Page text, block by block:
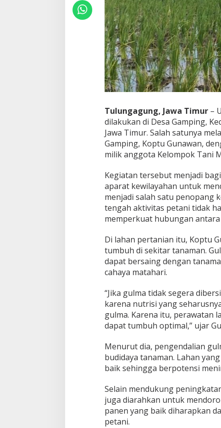
K
e
n
d
a
l
i
k
a
n
u
l
m
a
e
m
M
e
n
j
g
P
r
o
u
t
i
v
t
s
P
a
n
Tulungagung, Jawa Timur–
dilakukan di Desa Gamping,
Jawa Timur. Salah satunya
Gamping, Koptu Gunawan,
milik anggota Kelompok Tani
Kegiatan tersebut menjadi
aparat kewilayahan untuk
menjadi salah satu penopang
tengah aktivitas petani tidak
memperkuat hubungan
Di lahan pertanian itu, Koptu
tumbuh di sekitar tanaman.
dapat bersaing dengan
cahaya matahari.
“Jika gulma tidak segera
karena nutrisi yang
gulma. Karena itu, perawatan
dapat tumbuh optimal,” ujar
Menurut dia, pengendalian
budidaya tanaman. Lahan
baik sehingga berpotensi
Selain mendukung
juga diarahkan untuk
panen yang baik diharapkan
petani.